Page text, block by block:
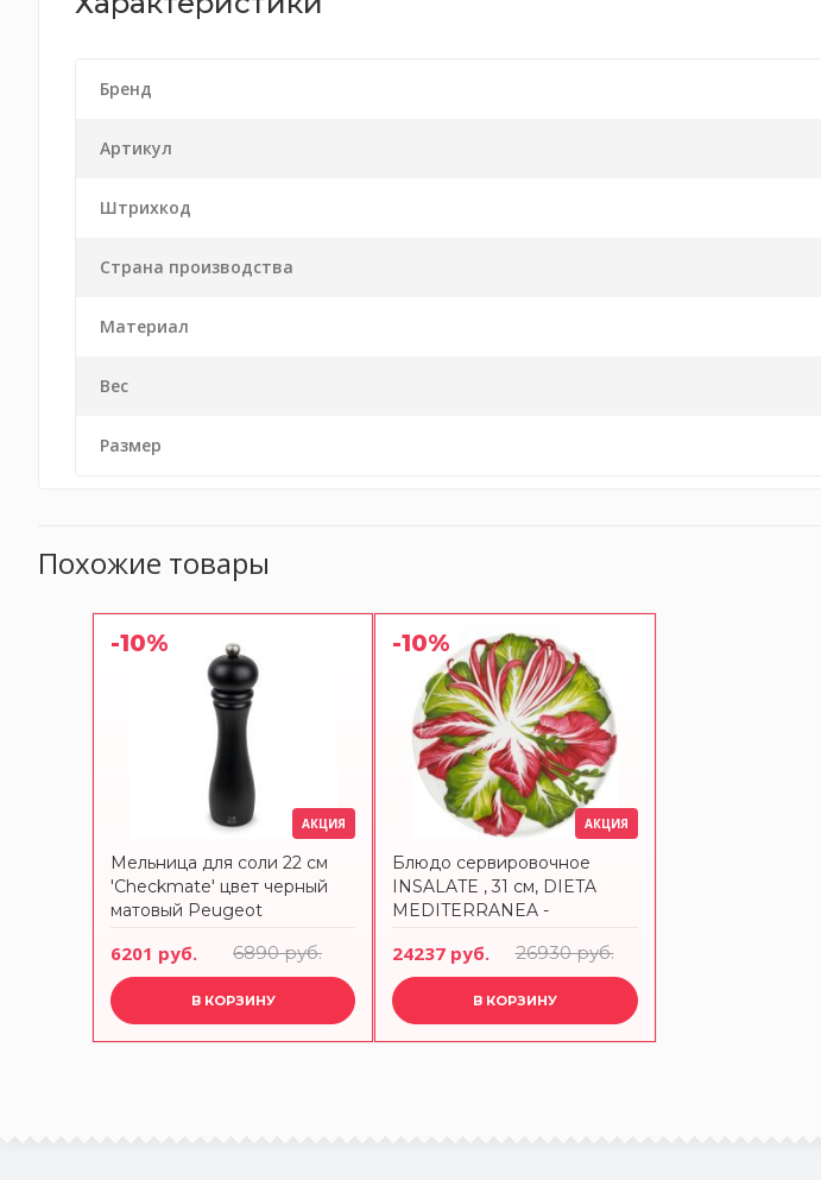
Бренд
Артикул
Штрихкод
Страна производства
Материал
Вес
Размер
Похожие товары
-10%
АКЦИЯ
Мельница для соли 22 см
'Checkmate' цвет черный
матовый Peugeot
6201 руб. 6890 руб.
В КОРЗИНУ
-10%
АКЦИЯ
Блюдо сервировочное
INSALATE , 31 см, DIETA
MEDITERRANEA -
24237 руб. 26930 руб.
В КОРЗИНУ